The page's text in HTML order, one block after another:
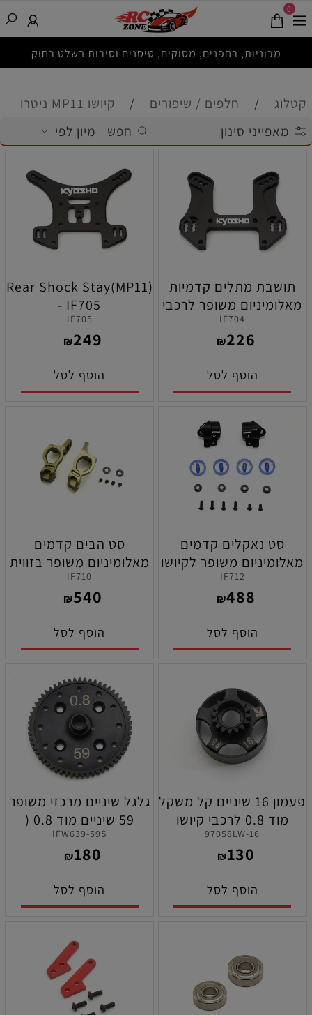
מכוניות, רחפנים, מסוקים, טיסנים וסירות בשלט רחוק
0
קטלוג / חלפים / שיפורים /
קיושו MP11 ניטרו
מאפייני סינון
חפש מיון לפי
תושבת מתלים קדמיות
מאלומיניום משופר לרכבי
קיושו MP11IF704
₪226
הוסף לסל
Rear Shock Stay(MP11)
- IF705
IF705
₪249
הוסף לסל
סט נאקלים קדמים
מאלומיניום משופר לקיושו
MP11
IF712
₪488
הוסף לסל
סט הבים קדמים
מאלומיניום משופר בזווית
של 18 מעלות לרכבי קיושו
MP11
IF710
₪540
הוסף לסל
פעמון 16 שיניים קל משקל
מוד 0.8 לרכבי קיושו
MP10/MP11
97058LW-16
₪130
הוסף לסל
גלגל שיניים מרכזי משופר
59 שיניים מוד 0.8 (
בשימוש IF403C ) לרכבי
קיושו MP10/MP11
IFW639-59S
₪180
הוסף לסל